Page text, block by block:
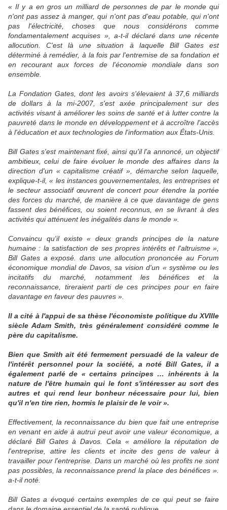
« Il y a en gros un milliard de personnes de par le monde qui
n'ont pas assez à manger, qui n'ont pas d'eau potable, qui n'ont
pas l'électricité, choses que nous considérons comme
fondamentalement acquises », a-t-il déclaré dans une récente
allocution. C'est là une situation à laquelle Bill Gates est
déterminé à remédier, à la fois par l'entremise de sa fondation et
en recourant aux forces de l'économie mondiale dans son
ensemble.
La Fondation Gates, dont les avoirs s'élevaient à 37,6 milliards
de dollars à la mi-2007, s'est axée principalement sur des
activités visant à améliorer les soins de santé et à lutter contre la
pauvreté dans le monde en développement et à accroître l'accès
à l'éducation et aux technologies de l'information aux États-Unis.
Bill Gates s'est maintenant fixé, ainsi qu'il l'a annoncé, un objectif
ambitieux, celui de faire évoluer le monde des affaires dans la
direction d'un « capitalisme créatif », démarche selon laquelle,
explique-t-il, « les instances gouvernementales, les entreprises et
le secteur associatif œuvrent de concert pour étendre la portée
des forces du marché, de manière à ce que davantage de gens
fassent des bénéfices, ou soient reconnus, en se livrant à des
activités qui atténuent les inégalités dans le monde ».
Convaincu qu'il existe « deux grands principes de la nature
humaine : la satisfaction de ses propres intérêts et l'altruisme »,
Bill Gates a exposé. dans une allocution prononcée au Forum
économique mondial de Davos, sa vision d'un « système ou les
incitatifs du marché, notamment les bénéfices et la
reconnaissance, tireraient parti de ces principes pour en faire
davantage en faveur des pauvres ».
Il a cité à l'appui de sa thèse l'économiste politique du XVIIIe
siècle Adam Smith, très généralement considéré comme le
père du capitalisme.
Bien que Smith ait été fermement persuadé de la valeur de
l'intérêt personnel pour la société, a noté Bill Gates, il a
également parlé de « certains principes … inhérents à la
nature de l'être humain qui le font s'intéresser au sort des
autres et qui rend leur bonheur nécessaire pour lui, bien
qu'il n'en tire rien, hormis le plaisir de le voir ».
Effectivement, la reconnaissance du bien que fait une entreprise
en venant en aide à autrui peut avoir une valeur économique, a
déclaré Bill Gates à Davos. Cela « améliore la réputation de
l'entreprise, attire les clients et incite des gens de valeur à
travailler pour l'entreprise. Dans un marché où les profits ne sont
pas possibles, la reconnaissance prend la place des bénéfices ».
a-t-il noté.
Bill Gates a évoqué certains exemples de ce qui peut se faire